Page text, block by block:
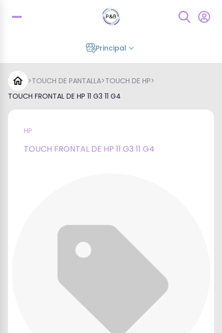
Principal
>TOUCH DE PANTALLA>TOUCH DE HP>
TOUCH FRONTAL DE HP 11 G3 11 G4
HP
TOUCH FRONTAL DE HP 11 G3 11 G4